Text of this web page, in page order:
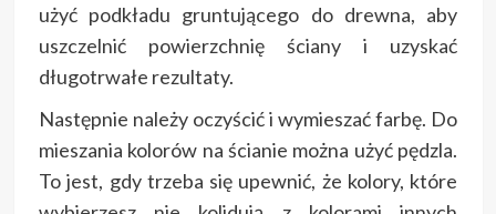
użyć podkładu gruntującego do drewna, aby
uszczelnić powierzchnię ściany i uzyskać
długotrwałe rezultaty.
Następnie należy oczyścić i wymieszać farbę. Do
mieszania kolorów na ścianie można użyć pędzla.
To jest, gdy trzeba się upewnić, że kolory, które